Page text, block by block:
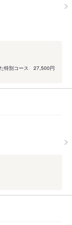
特別コース 27,500円